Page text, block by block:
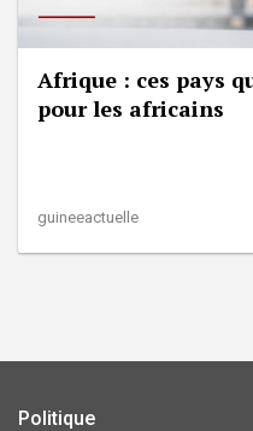
Afrique : ces pays
pour les africains
guineeactuelle
Politique